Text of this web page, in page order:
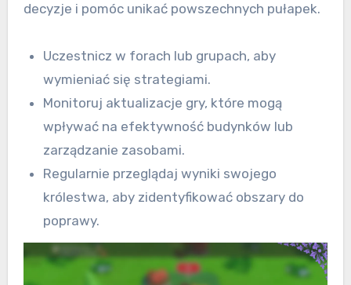
decyzje i pomóc unikać powszechnych pułapek.
Uczestnicz w forach lub grupach, aby
wymieniać się strategiami.
Monitoruj aktualizacje gry, które mogą
wpływać na efektywność budynków lub
zarządzanie zasobami.
Regularnie przeglądaj wyniki swojego
królestwa, aby zidentyfikować obszary do
poprawy.